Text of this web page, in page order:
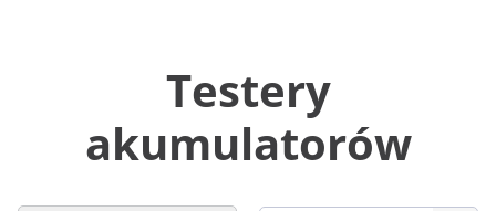
Testery
akumulatorów